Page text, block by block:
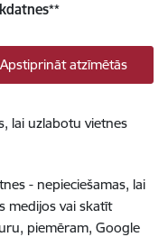
**
Apstiprināt atzīmētās
lai uzlabotu vietnes
- nepieciešamas, lai
medijos vai skatīt
piemēram, Google